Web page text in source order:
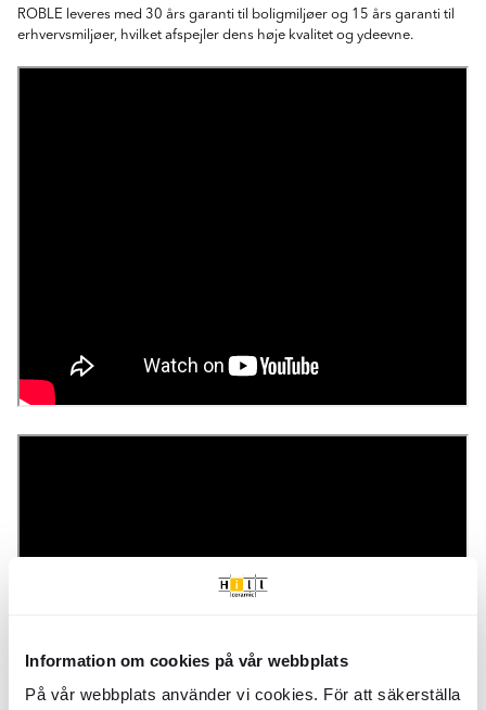
Information om cookies på vår webbplats
På vår webbplats använder vi cookies. För att säkerställa
ROBLE leveres med 30 års garanti til boligmiljøer og 15 års garanti til
erhvervsmiljøer, hvilket afspejler dens høje kvalitet og ydeevne.